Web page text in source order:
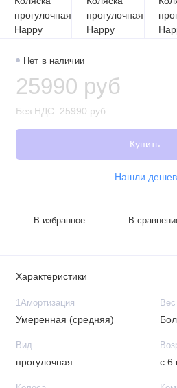
Нет в наличии
25990 руб
Без НДС: 25990 руб
Купить
Нашли
В избранное В
Характеристики
1Амортизация
Умеренная (средняя)
Вид
прогулочная с 6